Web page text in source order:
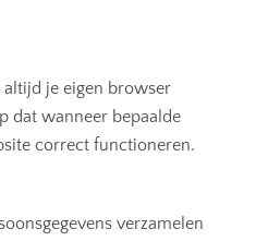
je eigen browser
dat wanneer bepaalde
correct functioneren.
verzamelen